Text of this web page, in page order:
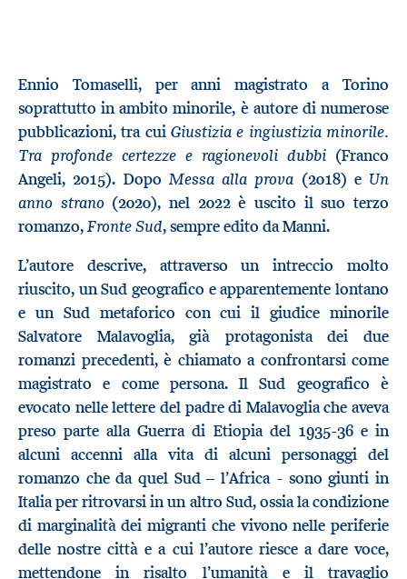
Ennio Tomaselli, per anni magistrato a Torino
soprattutto in ambito minorile, è autore di numerose
pubblicazioni, tra cui Giustizia e ingiustizia minorile.
Tra profonde certezze e ragionevoli dubbi (Franco
Angeli, 2015). Dopo Messa alla prova (2018) e Un
anno strano(2020), nel 2022 è uscito il suo terzo
romanzo,Fronte Sud, sempre edito da Manni.
L’autore descrive, attraverso un intreccio molto
riuscito, un Sud geografico e apparentemente lontano
e un Sud metaforico con cui il giudice minorile
Salvatore Malavoglia, già protagonista dei due
romanzi precedenti, è chiamato a confrontarsi come
magistrato e come persona. Il Sud geografico è
evocato nelle lettere del padre di Malavoglia che aveva
preso parte alla Guerra di Etiopia del 1935-36 e in
alcuni accenni alla vita di alcuni personaggi del
romanzo che da quel Sud – l’Africa - sono giunti in
Italia per ritrovarsi in un altro Sud, ossia la condizione
di marginalità dei migranti che vivono nelle periferie
delle nostre città e a cui l’autore riesce a dare voce,
mettendone in risalto l’umanità e il travaglio